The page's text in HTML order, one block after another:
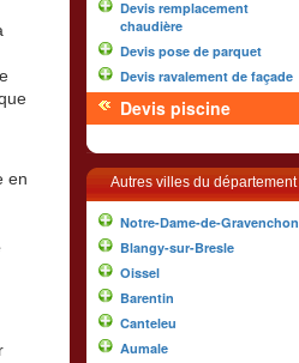
en
Devis remplacement
chaudière
Devis pose de parquet
Devis ravalement de façade
Devis piscine
Autres villes du département
Notre-Dame-de-Gravenchon
Blangy-sur-Bresle
Oissel
Barentin
Canteleu
Aumale